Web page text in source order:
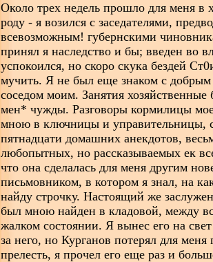
Около трех недель прошло для меня в
роду - я возился с заседателями,
всевозможным! губернскими
принял я наследство и бы; введен во
успокоился, но скоро скука бездей
мучить. Я не был еще знаком с
соседом моим. Занятия хозяйственные
мен* чужды. Разговоры кормилицы
мною в ключницы и управительницы,
пятнадцати домашних анекдотов,
любопытных, но рассказываемых ек
что она сделалась для меня другим
письмовником, в котором я знал, на
найду строчку. Настоящий же
был мною найден в кладовой, между
жалком состоянии. Я вынес его на
за него, но Курганов потерял для
прелесть, я прочел его еще раз и